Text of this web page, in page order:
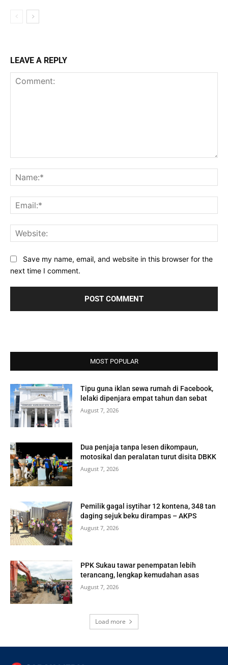
LEAVE A REPLY
Save my name, email, and website in this browser for the
next time I comment.
MOST POPULAR
Tipu guna iklan sewa rumah di Facebook,
lelaki dipenjara empat tahun dan sebat
August 7, 2026
Dua penjaja tanpa lesen dikompaun,
motosikal dan peralatan turut disita DBKK
August 7, 2026
Pemilik gagal isytihar 12 kontena, 348 tan
daging sejuk beku dirampas – AKPS
August 7, 2026
PPK Sukau tawar penempatan lebih
terancang, lengkap kemudahan asas
August 7, 2026
Load more